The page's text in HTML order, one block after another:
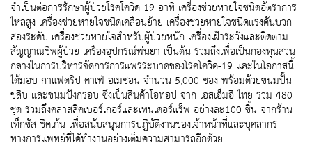
จำเป็นต่อการรักษาผู้ป่วยโรคโควิด-19 อาทิ เครื่องช่วยหายใจชนิดอัตราการ
ไหลสูง เครื่องช่วยหายใจชนิดเคลื่อนย้าย เครื่องช่วยหายใจชนิดแรงดันบวก
สองระดับ เครื่องช่วยหายใจสำหรับผู้ป่วยหนัก เครื่องเฝ้าระวังและติดตาม
สัญญาณชีพผู้ป่วย เครื่องอุปกรณ์พ่นยา เป็นต้น รวมถึงเพื่อเป็นกองทุนส่วน
กลางในการบริหารจัดการการแพร่ระบาดของโรคโควิด-19 และในโอกาสนี้
ได้มอบ กาแฟดริป คาเฟ่ อเมซอน จำนวน 5,000 ซอง พร้อมด้วยขนมปั้น
ขลิบ และขนมปังกรอบ ซึ่งเป็นสินค้าโอทอป จาก เอสเอ็มอี ไทย รวม 480
ชุด รวมถึงคลาสสิคเบอร์เกอร์และเทนเดอร์แร็พ อย่างละ100 ชิ้น จากร้าน
เท็กซัส ชิคเก้น เพื่อสนับสนุนการปฏิบัติงานของเจ้าหน้าที่และบุคลากร
ทางการแพทย์ที่ได้ทำงานอย่างเต็มความสามารถอีกด้วย